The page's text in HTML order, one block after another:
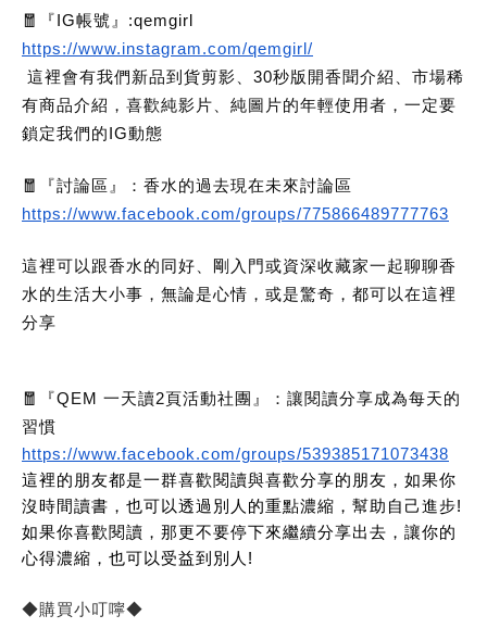
🧧『IG帳號』:qemgirl
https://www.instagram.com/qemgirl/
這裡會有我們新品到貨剪影、30秒版開香聞介紹、市場稀
有商品介紹，喜歡純影片、純圖片的年輕使用者，一定要
鎖定我們的IG動態
🧧『討論區』：香水的過去現在未來討論區
https://www.facebook.com/groups/775866489777763
這裡可以跟香水的同好、剛入門或資深收藏家一起聊聊香
水的生活大小事，無論是心情，或是驚奇，都可以在這裡
分享
🧧『QEM 一天讀2頁活動社團』：讓閱讀分享成為每天的
習慣
https://www.facebook.com/groups/539385171073438
這裡的朋友都是一群喜歡閱讀與喜歡分享的朋友，如果你
沒時間讀書，也可以透過別人的重點濃縮，幫助自己進步!
如果你喜歡閱讀，那更不要停下來繼續分享出去，讓你的
心得濃縮，也可以受益到別人!
◆購買小叮嚀◆